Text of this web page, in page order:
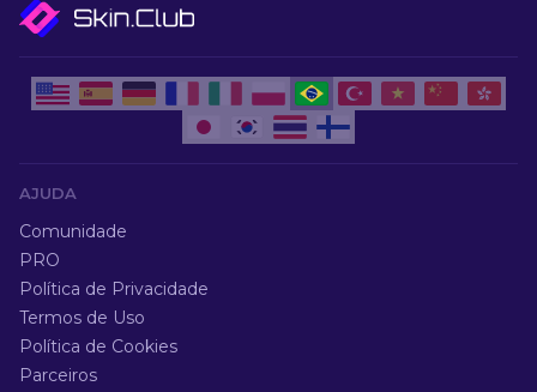
AJUDA
Comunidade
PRO
Política de Privacidade
Termos de Uso
Política de Cookies
Parceiros